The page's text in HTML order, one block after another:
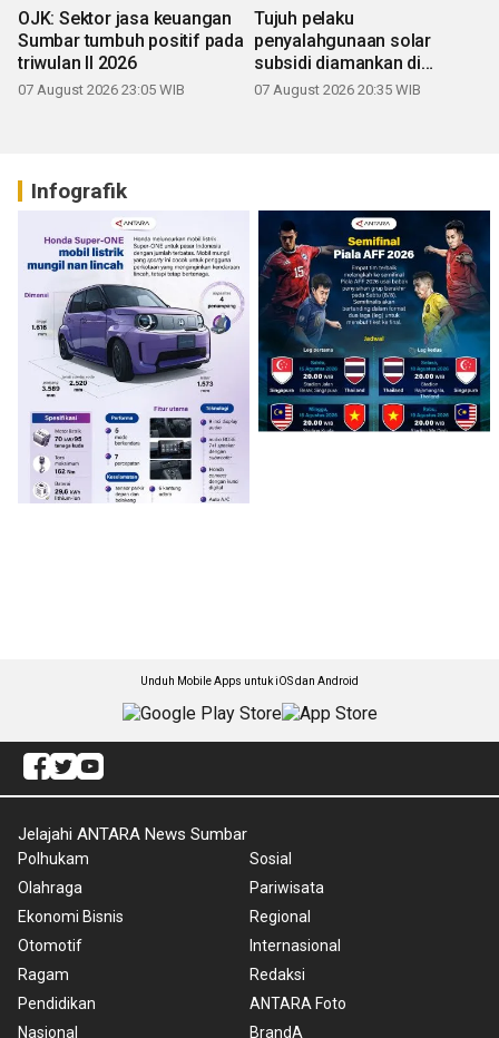
OJK: Sektor jasa keuangan
Sumbar tumbuh positif pada
triwulan II 2026
07 August 2026 23:05 WIB
Tujuh pelaku
penyalahgunaan solar
subsidi diamankan di
Sumbar
07 August 2026 20:35 WIB
Infografik
Unduh Mobile Apps untuk iOS dan Android
Jelajahi ANTARA News Sumbar
Polhukam
Olahraga
Ekonomi Bisnis
Otomotif
Ragam
Pendidikan
Nasional
Sosial
Pariwisata
Regional
Internasional
Redaksi
ANTARA Foto
BrandA